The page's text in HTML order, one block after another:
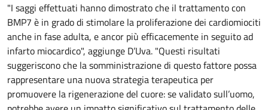
"I saggi effettuati hanno dimostrato che il trattamento con
BMP7 è in grado di stimolare la proliferazione dei cardiomiociti
anche in fase adulta, e ancor più efficacemente in seguito ad
infarto miocardico", aggiunge D’Uva. "Questi risultati
suggeriscono che la somministrazione di questo fattore possa
rappresentare una nuova strategia terapeutica per
promuovere la rigenerazione del cuore: se validato sull’uomo,